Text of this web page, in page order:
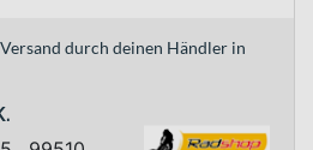
durch deinen Händler in